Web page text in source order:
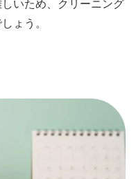
いため、クリーニング
ょう。